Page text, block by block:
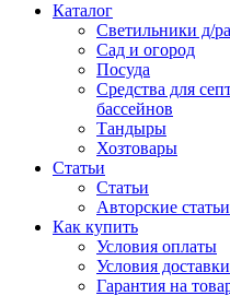
Каталог
Светильники д/
Сад и огород
Посуда
Средства для
бассейнов
Тандыры
Хозтовары
Статьи
Статьи
Авторские статьи
Как купить
Условия оплаты
Условия доставки
Гарантия на